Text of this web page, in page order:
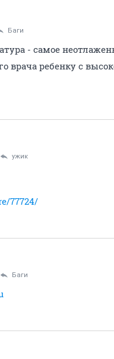
Баги
- самое
врача ребенку с
ужик
77724/
Баги